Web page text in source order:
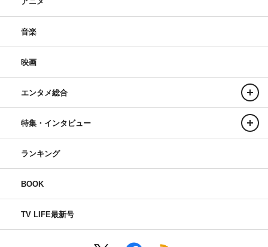
音楽
映画
エンタメ総合
特集・インタビュー
ランキング
BOOK
TV LIFE最新号